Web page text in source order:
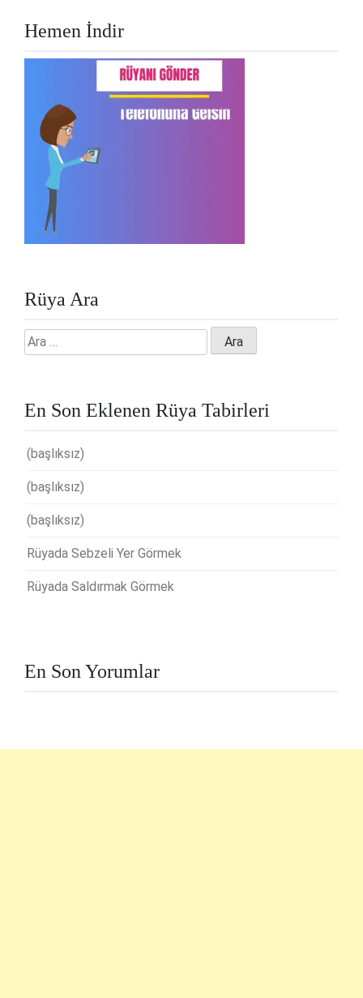
Hemen İndir
Rüya Ara
Arama:
En Son Eklenen Rüya Tabirleri
(başlıksız)
(başlıksız)
(başlıksız)
Rüyada Sebzeli Yer Görmek
Rüyada Saldırmak Görmek
En Son Yorumlar